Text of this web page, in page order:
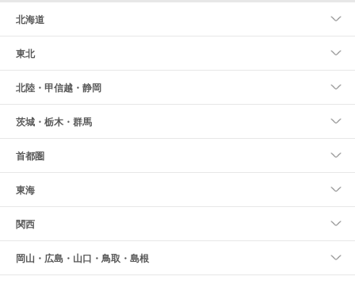
北海道
東北
北陸・甲信越・静岡
茨城・栃木・群馬
首都圏
東海
関西
岡山・広島・山口・鳥取・島根